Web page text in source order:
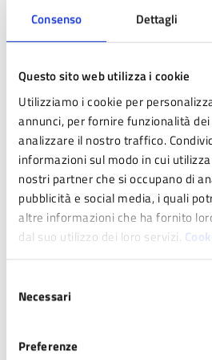
Consenso Dettagli
Questo sito web utilizza i cookie
Utilizziamo i cookie per
annunci, per fornire funzionalità
analizzare il nostro traffico.
informazioni sul modo in cui
nostri partner che si occupano di
pubblicità e social media, i quali
altre informazioni che ha fornito
dal suo utilizzo dei loro servizi.
delNecessari
Preferenze
Puoi presentarti presso gli
Condizioni di servizio
Termini e condizioni di servizio
Contatti
Zuccarini Stefania
Tel.:053629923 (h.8.15-10.15)
frignano.mo.it